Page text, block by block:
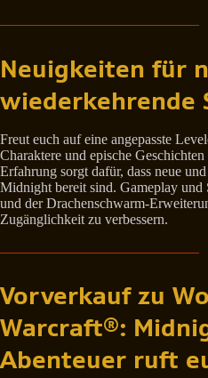
Neuigkeiten für
wiederkehrende
Freut euch auf eine angepasste
Charaktere und epische
Erfahrung sorgt dafür, dass neue
Midnight bereit sind. Gameplay und
und der Drachenschwarm-
Zugänglichkeit zu verbessern.
Vorverkauf zu
Warcraft®:
Abenteuer ruft